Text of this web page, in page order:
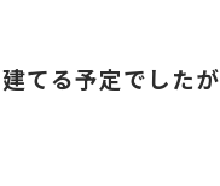
てる予定でしたが